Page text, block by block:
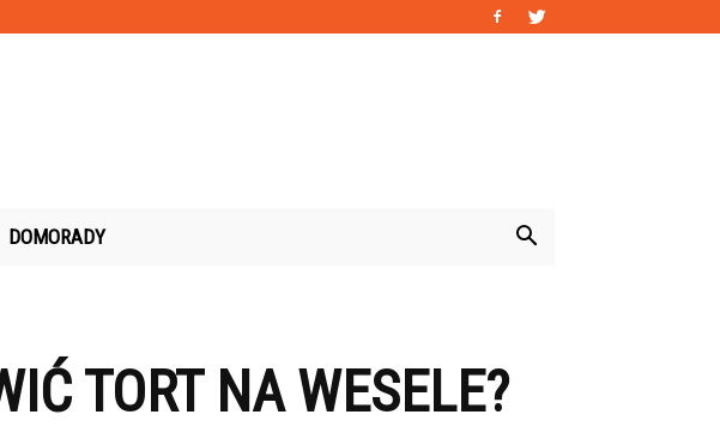
DOMORADY
TORT NA WESELE?